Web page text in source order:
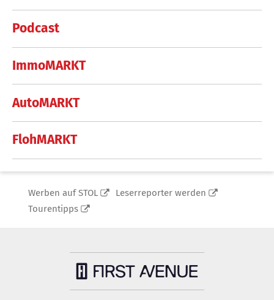
Podcast
ImmoMARKT
AutoMARKT
FlohMARKT
Werben auf STOL
Leserreporter werden
Tourentipps